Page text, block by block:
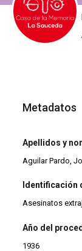
Metadatos
Apellidos y
Aguilar Pardo,
Identificación
Asesinatos
Año del
1936